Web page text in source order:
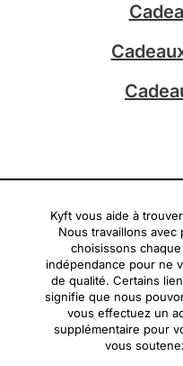
Kyft vous aide à
Nous travaillons
choisissons
indépendance pour ne
de qualité. Certains
signifie que nous
vous effectuez un
supplémentaire pour
vous